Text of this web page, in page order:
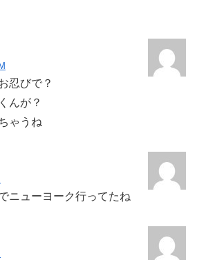
忍びで？
んが？
ゃうね
ニューヨーク行ってたね